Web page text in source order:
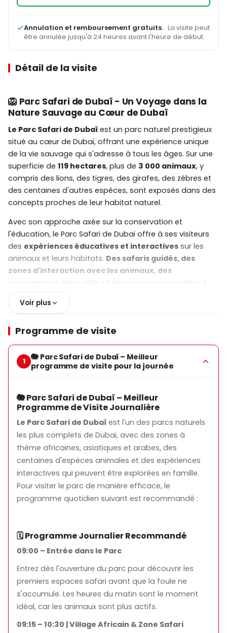
Détail de la visite
🦁 Parc Safari de Dubaï - Un Voyage dans la
Nature Sauvage au Cœur de Dubaï
Le Parc Safari de Dubaï est un parc naturel prestigieux
situé au cœur de Dubaï, offrant une expérience unique
de la vie sauvage qui s'adresse à tous les âges. Sur une
superficie de 119 hectares, plus de 3 000 animaux, y
compris des lions, des tigres, des girafes, des zèbres et
des centaines d'autres espèces, sont exposés dans des
concepts proches de leur habitat naturel.
Avec son approche axée sur la conservation et
l'éducation, le Parc Safari de Dubaï offre à ses visiteurs
des expériences éducatives et interactives sur les
animaux et leurs habitats. Des safaris guidés, des
zones d'interaction avec les animaux, des
garantissent une journée agréable et instructive pour les
enfants comme pour les adultes.
Le parc peut être exploréà pied ou en véhicule safari
vous pourrez observer de près des animaux de
différents continents dans des zones thématiques telles
que le safari africain, les villages asiatiques et arabes. En
enfantsoffrent des zones de divertissement, faisant du
Parc Safari de Dubaï un point de rendez-vous idéal pour
les familles, les couples et les groupes d'amis.
En alliant sensibilisation à la conservation de la nature,
contenus éducatifs et divertissement, le Parc Safari de
Dubaï est l'un des lieux d'attraction incontournables à
Dubaï pour les amoureux des animaux et les
Réservez dès maintenant votre billet pour
créer des souvenirs inoubliables et soyez prêt à
Voir plus
Programme de visite
🐘 Parc Safari de Dubaï – Meilleur
programme de visite pour la journée
🐘 Parc Safari de Dubaï – Meilleur
Programme de Visite Journalière
Le Parc Safari de Dubaï est l'un des parcs naturels
les plus complets de Dubaï, avec des zones à
thème africaines, asiatiques et arabes, des
centaines d'espèces animales et des expériences
interactives qui peuvent être explorées en famille.
Pour visiter le parc de manière efficace, le
programme quotidien suivant est recommandé :
🗓️ Programme Journalier Recommandé
09:00 – Entrée dans le Parc
Entrez dès l'ouverture du parc pour découvrir les
premiers espaces safari avant que la foule ne
s'accumule. Les heures du matin sont le moment
idéal, car les animaux sont plus actifs.
09:15 – 10:30 | Village Africain & Zone Safari
Annulation et remboursement gratuits. · La visite peut
être annulée jusqu'à 24 heures avant l'heure de début.